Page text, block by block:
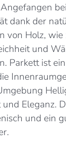
dank der
von Holz, wie
und
Parkett ist
Eleganz.
und ein